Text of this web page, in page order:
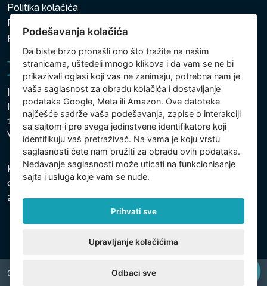
Politika kolačića
Politika zaštite ličnih i drugih obrađivanih podataka
Politika kolačića
Intex Trading, s.r.o.
Hradecká 2526/3
130 00 Praha 3
Vinohrady - Česká republika
Kompanija je registrovana u Opštinskom sudu u Pragu,
odeljak C, uložak 74759, Identifikacioni broj kompanije:
26150808, Poreski identifikacioni broj: CZ26150808.
Copyright © 2026 INTEX TRADING s.r.o. All rights reserved.
Podešavanja kolačića
Da biste brzo pronašli ono što tražite na našim
stranicama, uštedeli mnogo klikova i da vam se ne bi
prikazivali oglasi koji vas ne zanimaju, potrebna nam je
vaša saglasnost zaobradu kolačića i dostavljanje
podataka Google, Meta ili Amazon. Ove datoteke
najčešće sadrže vaša podešavanja, zapise o interakciji
sa sajtom i pre svega jedinstvene identifikatore koji
identifikuju vaš pretraživač. Na vama je koju vrstu
saglasnosti ćete nam pružiti za obradu ovih podataka.
Nedavanje saglasnosti može uticati na funkcionisanje
sajta i usluga koje vam se nude.
Prihvati sve
Upravljanje kolačićima
Odbaci sve